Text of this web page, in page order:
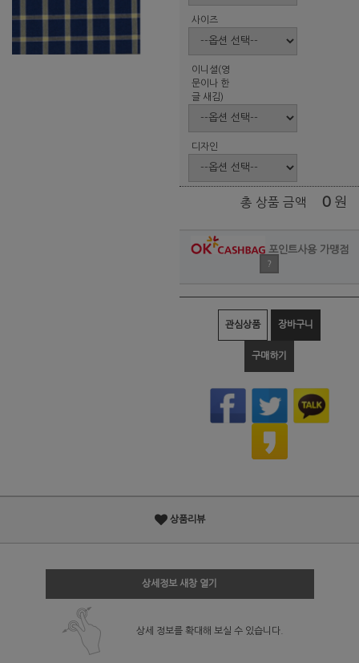
사이즈
이니셜(영
문이나 한
글 새김)
디자인
총 상품 금액 0 원
포인트사용 가맹점
?
관심상품 장바구니
구매하기
상품리뷰
상세정보 새창 열기
상세 정보를 확대해 보실 수 있습니다.